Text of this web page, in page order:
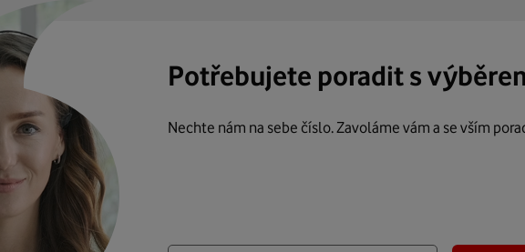
Potřebujete poradit s
Nechte nám na sebe číslo. Zavoláme vám a se vším